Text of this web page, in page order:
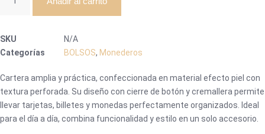
Encarnita
cantidad
SKU
N/A
Categorías
BOLSOS, Monederos
Cartera amplia y práctica, confeccionada en material efecto piel con
textura perforada. Su diseño con cierre de botón y cremallera permite
llevar tarjetas, billetes y monedas perfectamente organizados. Ideal
para el día a día, combina funcionalidad y estilo en un solo accesorio.